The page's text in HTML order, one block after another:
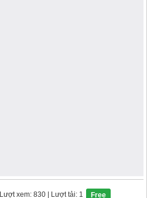
Lượt xem: 830 | Lượt tải: 1 Free